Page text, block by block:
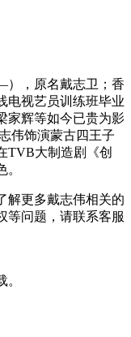
），原名戴志卫；香
电视艺员训练班毕业
家辉等如今已贵为影
伟饰演蒙古四王子
TVB大制造剧《创
解更多戴志伟相关的
等问题，请联系客服